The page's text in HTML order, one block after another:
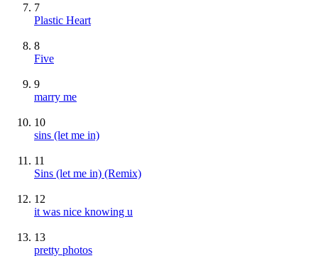
7
Plastic Heart
8
Five
9
marry me
10
sins (let me in)
11
Sins (let me in) (Remix)
12
it was nice knowing u
13
pretty photos